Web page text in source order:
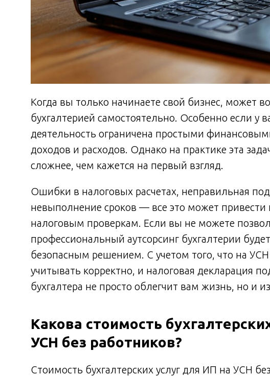
Когда вы только начинаете свой бизнес, может
бухгалтерией самостоятельно. Особенно если у
деятельность ограничена простыми
доходов и расходов. Однако на практике эта
сложнее, чем кажется на первый взгляд.
Ошибки в налоговых расчетах, неправильная
невыполнение сроков — все это может
налоговым проверкам. Если вы не можете
профессиональный аутсорсинг бухгалтерии
безопасным решением. С учетом того, что на
учитывать корректно, и налоговая декларация
бухгалтера не просто облегчит вам жизнь, но и
Какова стоимость
УСН без работников?
Стоимость бухгалтерских услуг для ИП на УСН